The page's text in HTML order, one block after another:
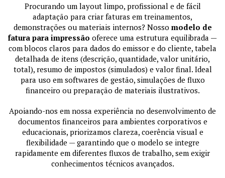
Procurando um layout limpo, profissional e de fácil
adaptação para criar faturas em treinamentos,
demonstrações ou materiais internos? Nosso modelo de
fatura para impressão oferece uma estrutura equilibrada —
com blocos claros para dados do emissor e do cliente, tabela
detalhada de itens (descrição, quantidade, valor unitário,
total), resumo de impostos (simulados) e valor final. Ideal
para uso em softwares de gestão, simulações de fluxo
financeiro ou preparação de materiais ilustrativos.
Apoiando-nos em nossa experiência no desenvolvimento de
documentos financeiros para ambientes corporativos e
educacionais, priorizamos clareza, coerência visual e
flexibilidade — garantindo que o modelo se integre
rapidamente em diferentes fluxos de trabalho, sem exigir
conhecimentos técnicos avançados.